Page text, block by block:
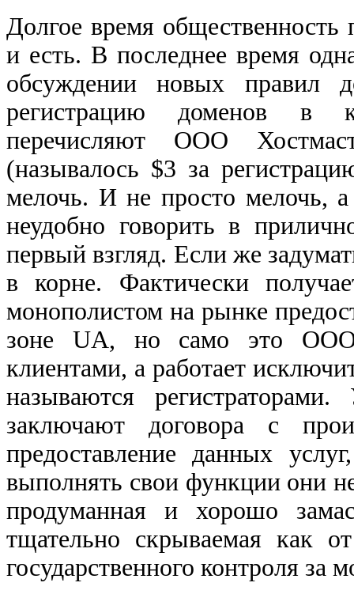
Долгое время общественность
и есть. В последнее время
обсуждении новых правил
регистрацию доменов в
перечисляют ООО
(называлось $3 за
мелочь. И не просто мелочь,
неудобно говорить в
первый взгляд. Если же
в корне. Фактически
монополистом на рынке
зоне UA, но само это ООО
клиентами, а работает
называются
заключают договора с
предоставление данных
выполнять свои функции они
продуманная и хорошо
тщательно скрываемая как
государственного контроля за